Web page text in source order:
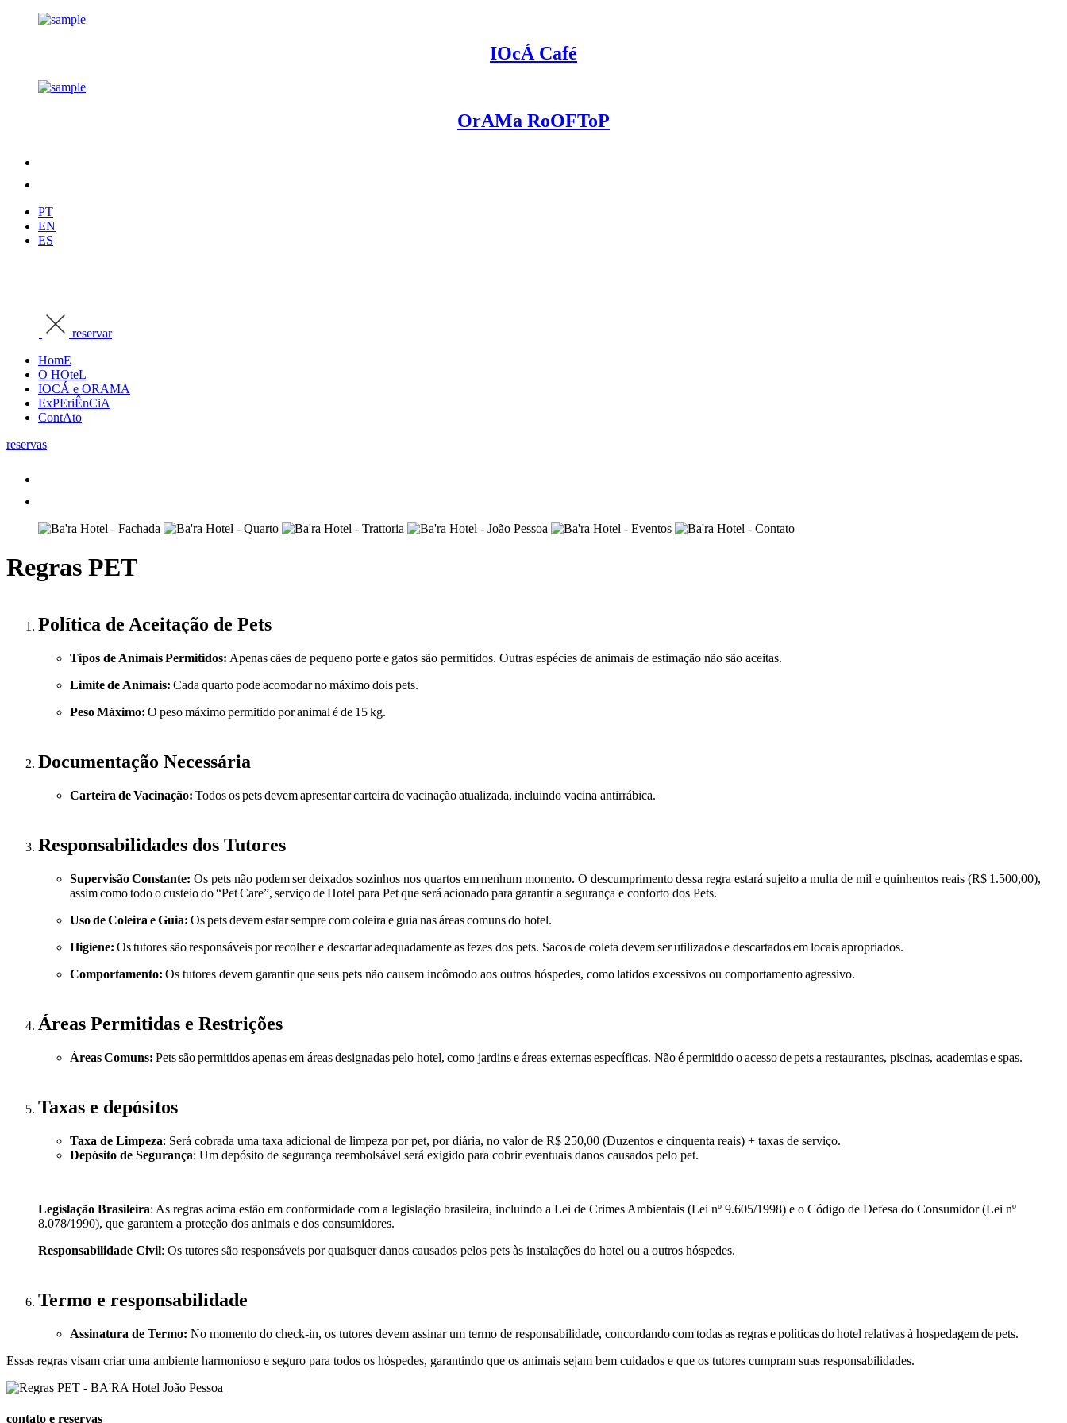
IOcÁ Café
OrAMa RoOFToP
PT
EN
ES
reservar
HomE
O HOteL
IOCÁ e ORAMA
ExPEriÊnCiA
ContAto
reservas
Regras PET
Política de Aceitação de Pets
Tipos de AnimaisPermitidos: Apenascães de pequeno portee gatos são permitidos. Outras espécies de animais de estimação não são aceitas.
Limitede Animais: Cada quartopodeacomodarnomáximodoispets.
PesoMáximo: O pesomáximopermitidoporanimal éde 15kg.
Documentação Necessária
Carteira deVacinação: Todosospetsdevemapresentarcarteira devacinaçãoatualizada, incluindo vacina antirrábica.
Responsabilidades dos Tutores
SupervisãoConstante: Os pets não podemserdeixados sozinhos nos quartos emnenhum momento. O descumprimentodessa regra estará sujeitoa multa de mil e quinhentos reais (R$ 1.500,00),
assimcomotodoocusteiodo“PetCare”, serviçodeHotel para Petqueserá acionadopara garantir a segurança e conforto dos Pets.
UsodeColeira eGuia: Ospetsdevemestarsemprecomcoleira e guia nasáreascomunsdo hotel.
Higiene: Ostutores sãoresponsáveispor recolher e descartaradequadamenteasfezes dos pets. Sacosde coleta devemserutilizadose descartadosemlocaisapropriados.
Comportamento: Os tutores devem garantir queseus pets não causem incômodo aos outros hóspedes, comolatidos excessivos ou comportamentoagressivo.
Áreas Permitidas e Restrições
ÁreasComuns: Petssãopermitidosapenasem áreasdesignadaspelo hotel, como jardinseáreas externasespecíficas. Nãoépermitidooacessodepetsa restaurantes, piscinas, academiasespas.
Taxas e depósitos
Taxa de Limpeza: Será cobrada uma taxa adicional de limpeza por pet, por diária, no valor de R$ 250,00 (Duzentos e cinquenta reais) + taxas de serviço.
Depósito de Segurança: Um depósito de segurança reembolsável será exigido para cobrir eventuais danos causados pelo pet.
Legislação Brasileira: As regras acima estão em conformidade com a legislação brasileira, incluindo a Lei de Crimes Ambientais (Lei nº 9.605/1998) e o Código de Defesa do Consumidor (Lei nº
8.078/1990), que garantem a proteção dos animais e dos consumidores.
Responsabilidade Civil: Os tutores são responsáveis por quaisquer danos causados pelos pets às instalações do hotel ou a outros hóspedes.
Termo e responsabilidade
Assinatura de Termo: No momento do check-in, os tutores devem assinar um termo de responsabilidade, concordandocomtodasasregrasepolíticasdohotel relativasà hospedagemdepets.
Essas regras visam criar uma ambiente harmonioso e seguro para todos os hóspedes, garantindo que os animais sejam bem cuidados e que os tutores cumpram suas responsabilidades.
contato e reservas